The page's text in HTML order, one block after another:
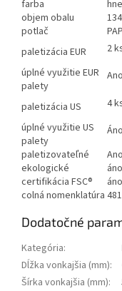
farba
objem obalu
potlač
paletizácia EUR
2
úplné využitie EUR
palety
Ano
paletizácia US
4
úplné využitie US
palety
Áno
paletizovateľné
Ano
ekologické
áno
certifikácia FSC®
áno
colná nomenklatúra
Dodatočné
Kategória:
Dĺžka vonkajšia (mm):
Šírka vonkajšia (mm):